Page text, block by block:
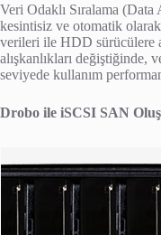
Veri Odaklı Sıralama
kesintisiz ve otomatik
verileri ile HDD sürücülere
alışkanlıkları değiştiğinde,
seviyede kullanım
Drobo ile iSCSI SAN